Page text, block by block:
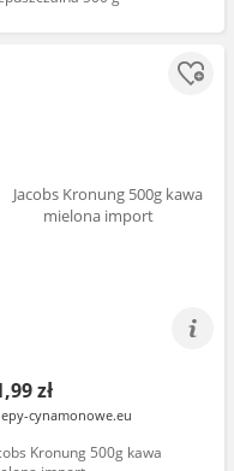
zł
cynamonowe.eu
Kronung 500g kawa